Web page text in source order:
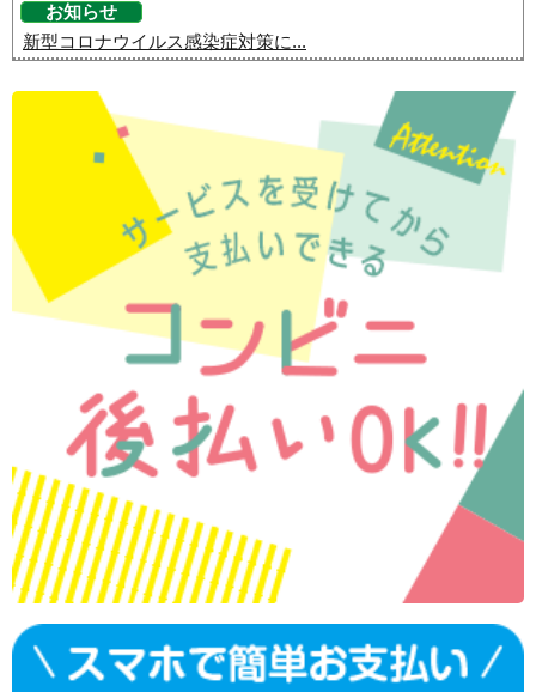
お知らせ
新型コロナウイルス感染症対策に...